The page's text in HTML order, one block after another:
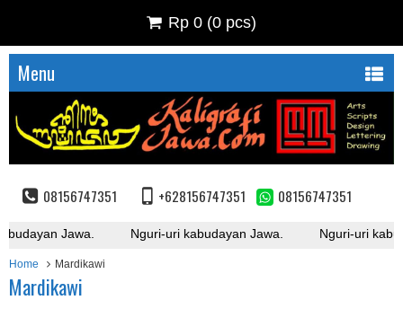
Menu
08156747351 +628156747351 08156747351
Rp 0 (0 pcs)
Jawa. Nguri-uri kabudayan Jawa. Nguri-uri
Home Mardikawi
Mardikawi